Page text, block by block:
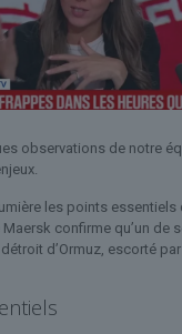
observations de notre
les points essentiels
confirme qu’un de
d’Ormuz, escorté